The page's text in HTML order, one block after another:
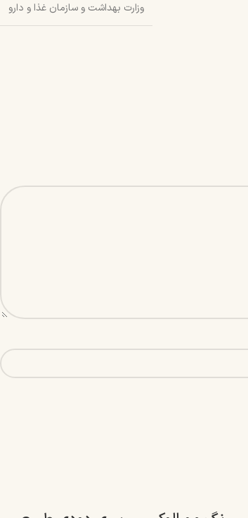
وزارت بهداشت و سازمان غذا و دارو